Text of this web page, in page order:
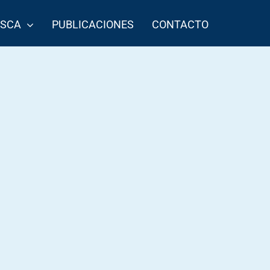
PUBLICACIONES CONTACTO